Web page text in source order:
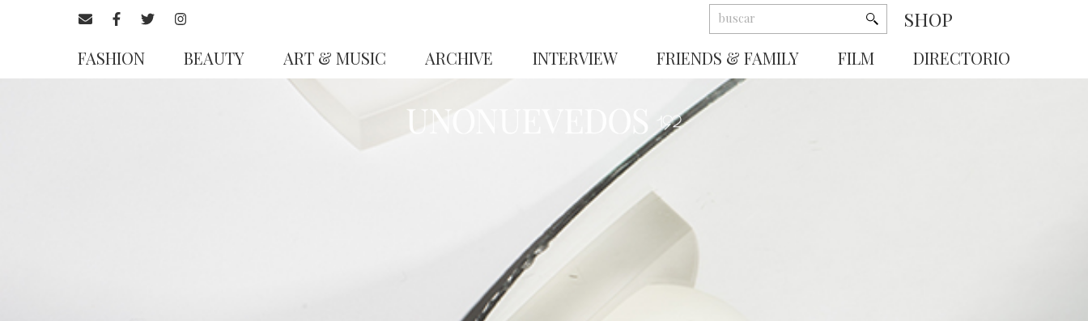
SHOP
FASHION BEAUTY ART & MUSIC ARCHIVE INTERVIEW FRIENDS & FAMILY FILM DIRECTORIO